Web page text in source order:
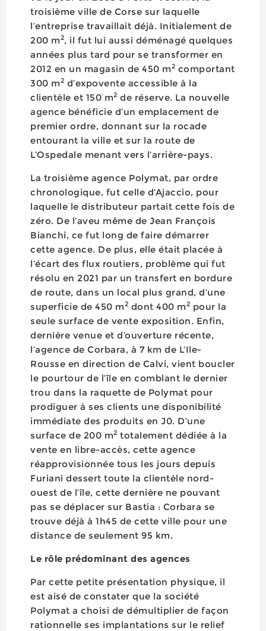
troisième ville de Corse sur laquelle
l’entreprise travaillait déjà. Initialement de
200 m2, il fut lui aussi déménagé quelques
années plus tard pour se transformer en
2012 en un magasin de 450 m2 comportant
300 m2 d’expovente accessible à la
clientèle et 150 m2 de réserve. La nouvelle
agence bénéficie d’un emplacement de
premier ordre, donnant sur la rocade
entourant la ville et sur la route de
L’Ospedale menant vers l’arrière-pays.
La troisième agence Polymat, par ordre
chronologique, fut celle d’Ajaccio, pour
laquelle le distributeur partait cette fois de
zéro. De l’aveu même de Jean François
Bianchi, ce fut long de faire démarrer
cette agence. De plus, elle était placée à
l’écart des flux routiers, problème qui fut
résolu en 2021 par un transfert en bordure
de route, dans un local plus grand, d’une
superficie de 450 m2 dont 400 m2 pour la
seule surface de vente exposition. Enfin,
dernière venue et d’ouverture récente,
l’agence de Corbara, à 7 km de L’Ile-
Rousse en direction de Calvi, vient boucler
le pourtour de l’île en comblant le dernier
trou dans la raquette de Polymat pour
prodiguer à ses clients une disponibilité
immédiate des produits en J0. D’une
surface de 200 m2 totalement dédiée à la
vente en libre-accès, cette agence
réapprovisionnée tous les jours depuis
Furiani dessert toute la clientèle nord-
ouest de l’île, cette dernière ne pouvant
pas se déplacer sur Bastia : Corbara se
trouve déjà à 1h45 de cette ville pour une
distance de seulement 95 km.
Le rôle prédominant des agences
Par cette petite présentation physique, il
est aisé de constater que la société
Polymat a choisi de démultiplier de façon
rationnelle ses implantations sur le relief